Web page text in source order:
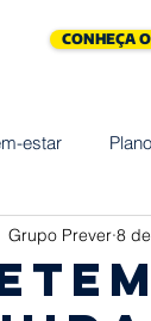
CONHEÇA
estar
Cremação
Grupo Prever 8